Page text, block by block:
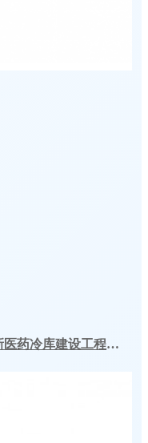
成都康诺亚一桥生物科技公司创新医药冷库建设工程案例